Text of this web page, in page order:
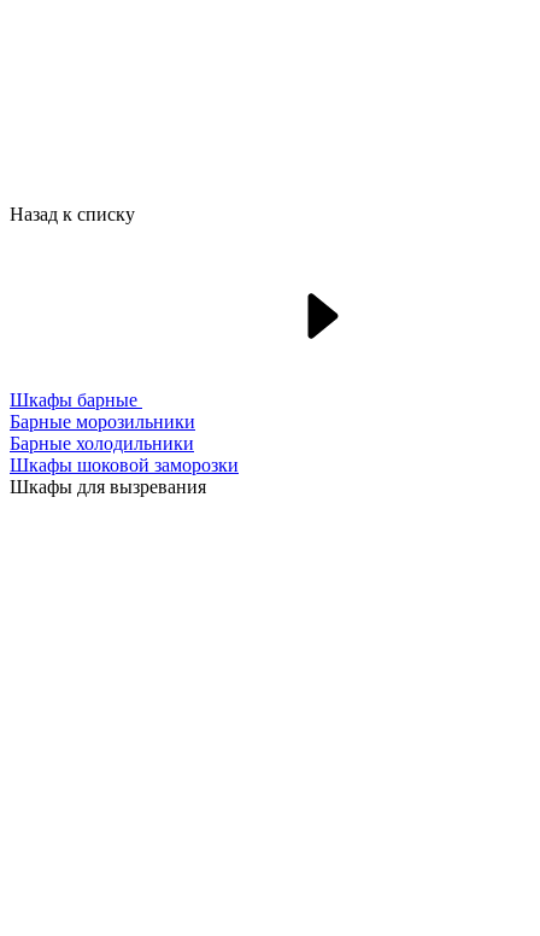
Назад к списку
Шкафы барные
Барные морозильники
Барные холодильники
Шкафы шоковой заморозки
Шкафы для вызревания